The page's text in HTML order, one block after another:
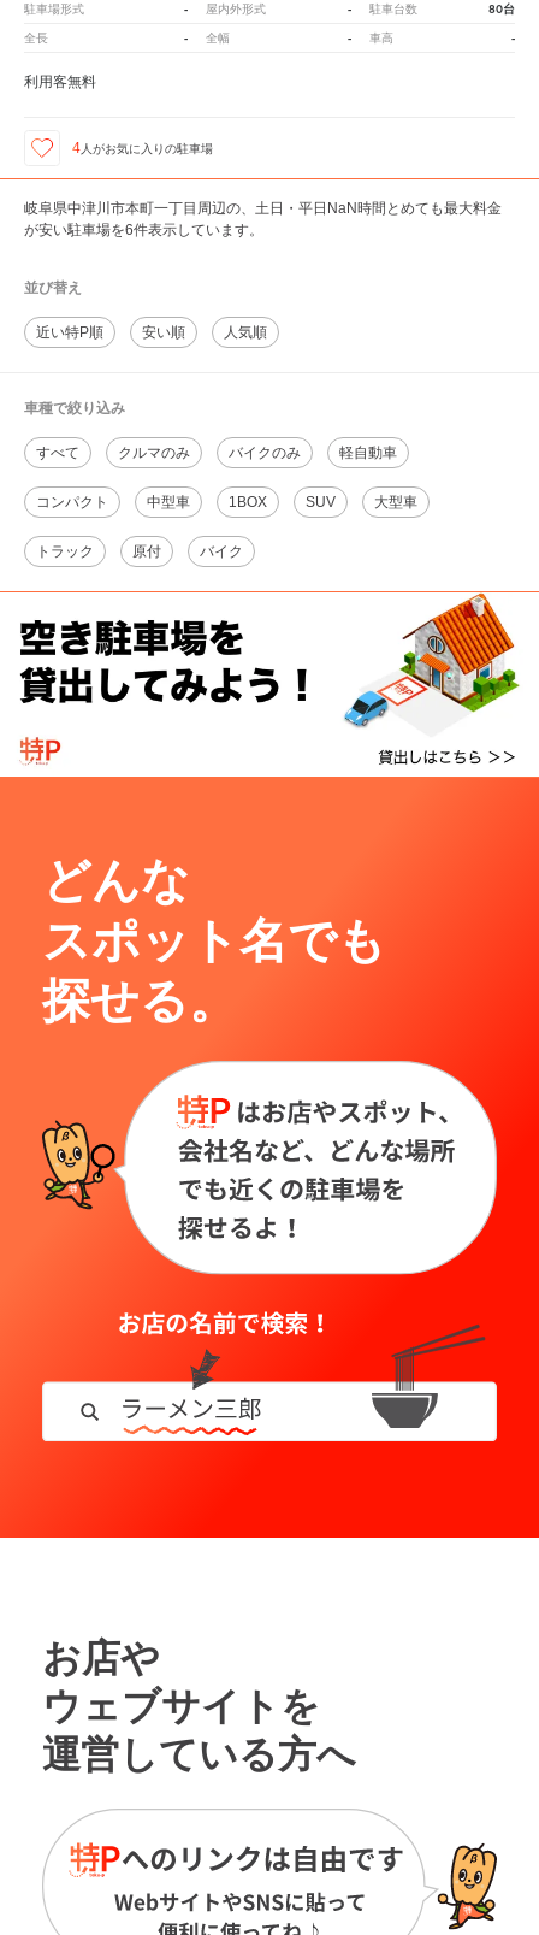
駐車場形式 - 屋内外形式 - 駐車台数 80台
全長 - 全幅 - 車高 -
利用客無料
4人がお気に入りの駐車場
岐阜県中津川市本町一丁目周辺の、土日・平日NaN時間とめても最大料金
が安い駐車場を6件表示しています。
並び替え
近い特P順 安い順 人気順
車種で絞り込み
すべて クルマのみ バイクのみ 軽自動車
コンパクト 中型車 1BOX SUV 大型車
トラック 原付 バイク
どんな
スポット名でも
探せる。
お店や
ウェブサイトを
運営している方へ